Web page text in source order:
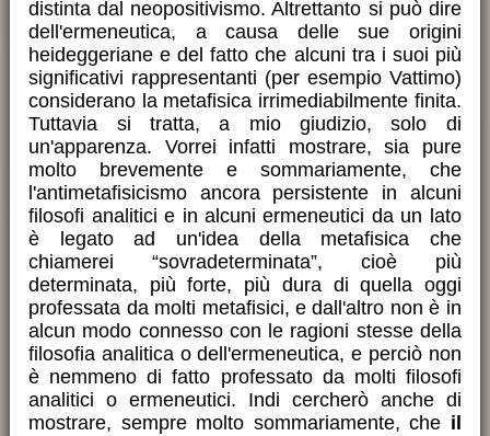
distinta dal neopositivismo. Altrettanto si può dire
dell'ermeneutica, a causa delle sue origini
heideggeriane e del fatto che alcuni tra i suoi più
significativi rappresentanti (per esempio Vattimo)
considerano la metafisica irrimediabilmente finita.
Tuttavia si tratta, a mio giudizio, solo di
un'apparenza. Vorrei infatti mostrare, sia pure
molto brevemente e sommariamente, che
l'antimetafisicismo ancora persistente in alcuni
filosofi analitici e in alcuni ermeneutici da un lato
è legato ad un'idea della metafisica che
chiamerei “sovradeterminata”, cioè più
determinata, più forte, più dura di quella oggi
professata da molti metafisici, e dall'altro non è in
alcun modo connesso con le ragioni stesse della
filosofia analitica o dell'ermeneutica, e perciò non
è nemmeno di fatto professato da molti filosofi
analitici o ermeneutici. Indi cercherò anche di
mostrare, sempre molto sommariamente, che il